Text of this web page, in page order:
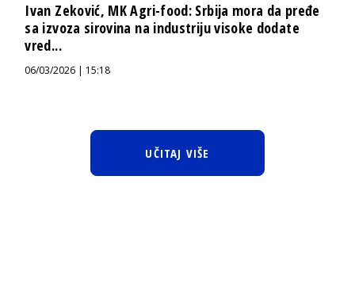
Ivan Zeković, MK Agri-food: Srbija mora da pređe
sa izvoza sirovina na industriju visoke dodate
vred...
06/03/2026 | 15:18
UČITAJ VIŠE